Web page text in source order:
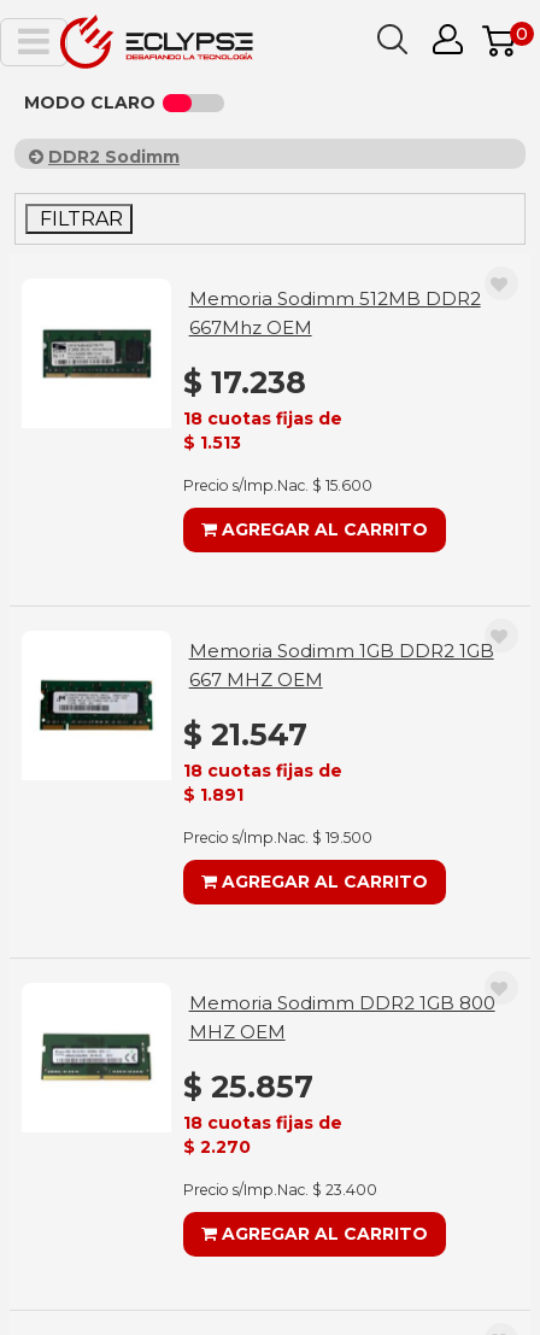
0
MODO CLARO
DDR2 Sodimm
FILTRAR
Memoria Sodimm 512MB DDR2
667Mhz OEM
$ 17.238
18 cuotas fijas de
$ 1.513
Precio s/Imp.Nac. $ 15.600
AGREGAR AL CARRITO
Memoria Sodimm 1GB DDR2 1GB
667 MHZ OEM
$ 21.547
18 cuotas fijas de
$ 1.891
Precio s/Imp.Nac. $ 19.500
AGREGAR AL CARRITO
Memoria Sodimm DDR2 1GB 800
MHZ OEM
$ 25.857
18 cuotas fijas de
$ 2.270
Precio s/Imp.Nac. $ 23.400
AGREGAR AL CARRITO